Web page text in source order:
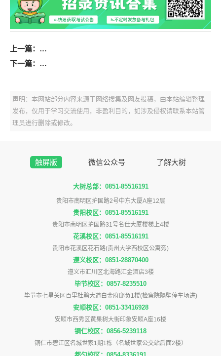
上一篇：
2026年国考申论备考技巧：申论材料金句——文化（一
下一篇：
2026年国考申论备考技巧：申论材料金句——文化（三
声明：本网站部分内容来源于网络搜集及网友投稿，由本站编辑整理
发布，仅用于学习交流使用，非盈利目的，如涉及侵权请联系本站管
理员进行删除或修改。
触屏版 微信公众号 了解大树
大树总部：0851-85516191
贵阳市南明区护国路2号中东大厦A座12层
贵阳校区：0851-85516191
贵阳市南明区护国路31号名仕大厦楼梯上4楼
花溪校区：0851-85516191
贵阳市花溪区花石路(贵州大学西校区公寓旁)
遵义校区：0851-28870400
遵义市汇川区北海路汇金酒店3楼
毕节校区：0857-8235510
毕节市七星关区百里杜鹃大道白金府邸负1楼(检察院隔壁停车场进)
安顺校区：0851-33416928
安顺市西秀区黄果树大街印象安顺A座16楼
铜仁校区：0856-5239118
铜仁市碧江区名城世家1期1栋（名城世家公交站后面2楼）
都匀校区：0854-8336191